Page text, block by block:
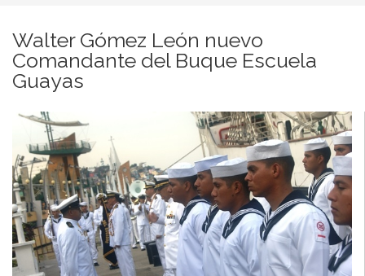
Walter Gómez León nuevo
Comandante del Buque Escuela
Guayas